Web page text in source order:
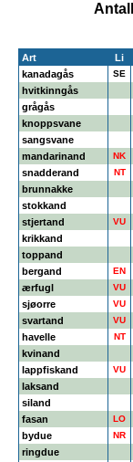
Art Li
kanadagås
SE
hvitkinngås
grågås
knoppsvane
sangsvane
mandarinand
NK
snadderand
NT
brunnakke
stokkand
stjertand
VU
krikkand
toppand
bergand
EN
ærfugl
VU
sjøorre
VU
svartand
VU
havelle
NT
kvinand
lappfiskand
VU
laksand
siland
fasan
LO
bydue
NR
ringdue